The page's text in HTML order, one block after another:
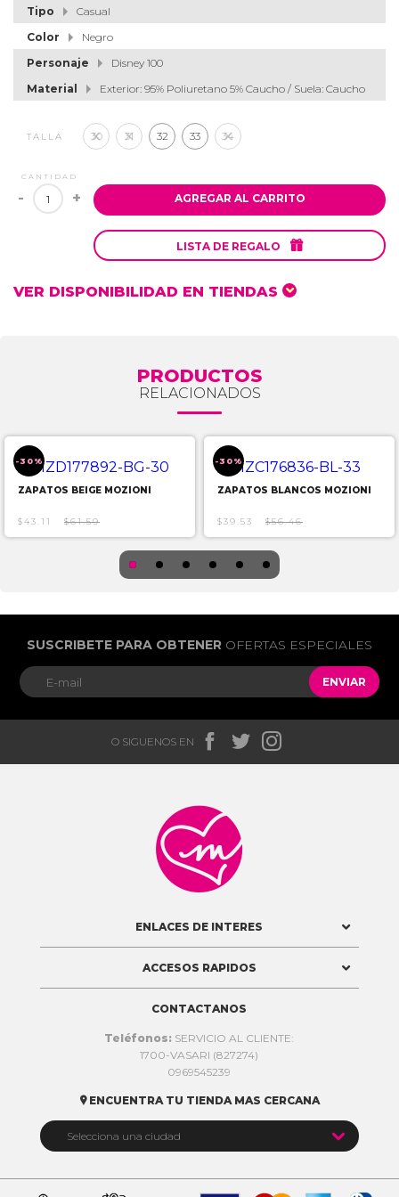
Tipo
Casual
Color
Negro
Personaje
Disney 100
Material
Exterior: 95% Poliuretano 5% Caucho / Suela: Caucho
TALLA 30 31 32 33 34
CANTIDAD
- + AGREGAR AL CARRITO
LISTA DE REGALO 
VER DISPONIBILIDAD EN TIENDAS
PRODUCTOS
RELACIONADOS
-30%
ZAPATOS BEIGE MOZIONI
$43.11 $61.59
-30%
ZAPATOS BLANCOS MOZIONI
$39.53 $56.46
SUSCRIBETE PARA OBTENER OFERTAS ESPECIALES
ENVIAR
O SIGUENOS EN   

ENLACES DE INTERES
ACCESOS RAPIDOS
CONTACTANOS
Teléfonos: SERVICIO AL CLIENTE:
1700-VASARI (827274)
0969545239
 ENCUENTRA TU TIENDA MAS CERCANA
Selecciona una ciudad 